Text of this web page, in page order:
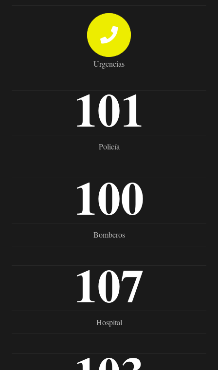
Urgencias
101
Policía
100
Bomberos
107
Hospital